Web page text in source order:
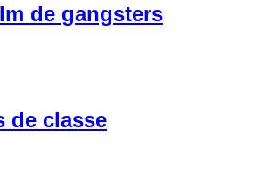
de gangsters
de classe